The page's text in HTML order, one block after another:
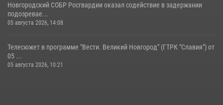
Новгородский СОБР Росгвардии оказал содействие в задержании
подозревае...
05 августа 2026, 14:08
Телесюжет в программе "Вести. Великий Новгород" (ГТРК "Славия") от
05 ...
05 августа 2026, 10:21